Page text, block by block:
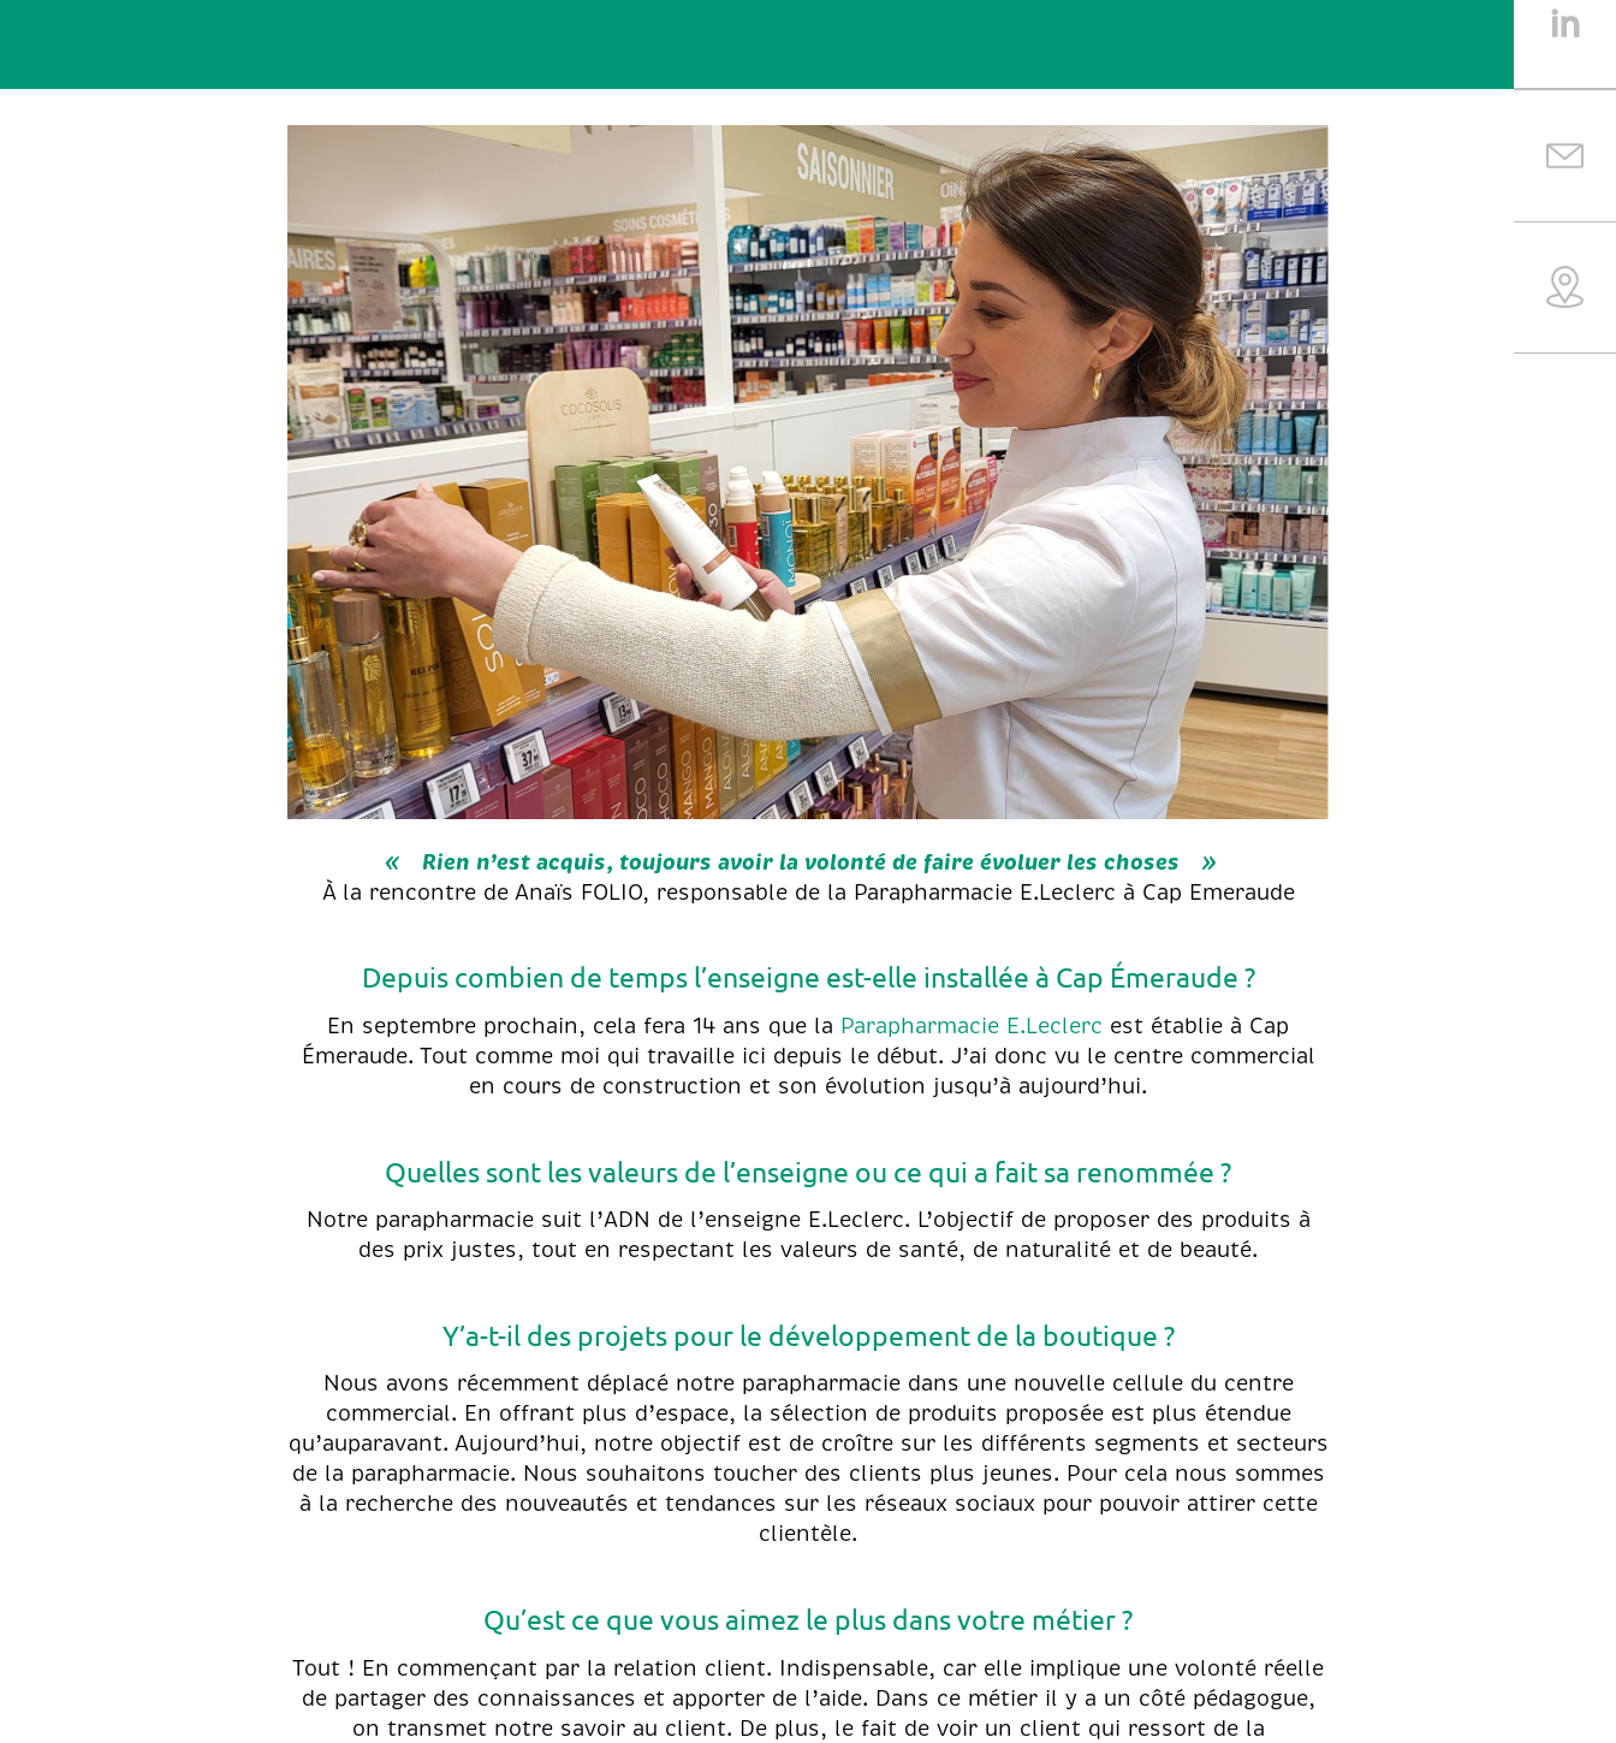
Rien n’est acquis, toujours avoir la volonté de faire évoluer les choses
À la rencontre de Anaïs FOLIO, responsable de la Parapharmacie E.Leclerc à Cap Emeraude
Depuis combien de temps l’enseigne est-elle installée à Cap Émeraude ?
En septembre prochain, cela fera 14 ans que la Parapharmacie E.Leclerc est établie à Cap
Émeraude. Tout comme moi qui travaille ici depuis le début. J’ai donc vu le centre commercial
en cours de construction et son évolution jusqu’à aujourd’hui.
Quelles sont les valeurs de l’enseigne ou ce qui a fait sa renommée ?
Notre parapharmacie suit l’ADN de l’enseigne E.Leclerc. L’objectif de proposer des produits à
des prix justes, tout en respectant les valeurs de santé, de naturalité et de beauté.
Y’a-t-il des projets pour le développement de la boutique ?
Nous avons récemment déplacé notre parapharmacie dans une nouvelle cellule du centre
commercial. En offrant plus d’espace, la sélection de produits proposée est plus étendue
qu’auparavant. Aujourd’hui, notre objectif est de croître sur les différents segments et secteurs
de la parapharmacie. Nous souhaitons toucher des clients plus jeunes. Pour cela nous sommes
à la recherche des nouveautés et tendances sur les réseaux sociaux pour pouvoir attirer cette
clientèle.
Qu’est ce que vous aimez le plus dans votre métier ?
Tout ! En commençant par la relation client. Indispensable, car elle implique une volonté réelle
de partager des connaissances et apporter de l’aide. Dans ce métier il y a un côté pédagogue,
on transmet notre savoir au client. De plus, le fait de voir un client qui ressort de la